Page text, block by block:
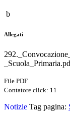
b
Allegati
File PDF
Contatore click: 11
Notizie Tag pagina: